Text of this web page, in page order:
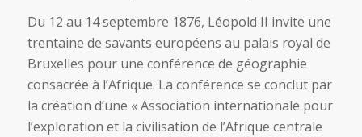
Du 12 au 14 septembre 1876, Léopold II invite une
trentaine de savants européens au palais royal de
Bruxelles pour une conférence de géographie
consacrée à l’Afrique. La conférence se conclut par
la création d’une « Association internationale pour
l’exploration et la civilisation de l’Afrique centrale